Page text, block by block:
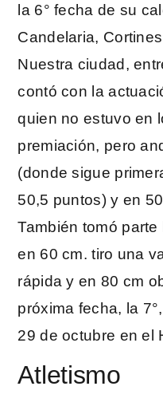
la 6° fecha de su
Candelaria,
Nuestra ciudad,
contó con la
quien no estuvo en
premiación, pero
(donde sigue
50,5 puntos) y en
También tomó
en 60 cm. tiro una
rápida y en 80 cm
próxima fecha, la
29 de octubre en el
Atletismo